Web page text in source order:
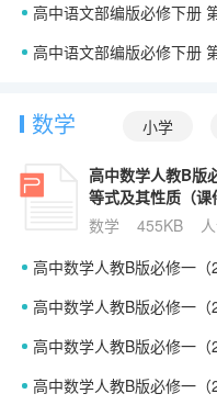
高中语文部编版必修下册 第
高中语文部编版必修下册 第
数学 小学
高中数学人教B版
等式及其性质（课
数学
455KB
高中数学人教B版必修一（2019）
高中数学人教B版必修一（2019）第二
高中数学人教B版必修一（2019
高中数学人教B版必修一（2019）第